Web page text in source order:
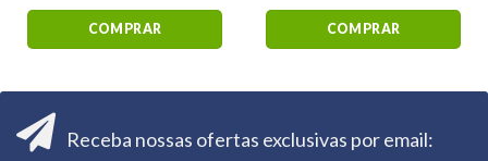
COMPRAR COMPRAR
Receba nossas ofertas exclusivas por email: